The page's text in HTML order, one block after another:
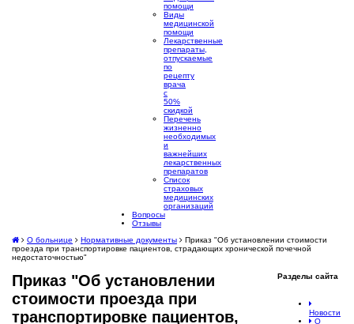
помощи
Виды
медицинской
помощи
Лекарственные
препараты,
отпускаемые
по
рецепту
врача
с
50%
скидкой
Перечень
жизненно
необходимых
и
важнейших
лекарственных
препаратов
Список
страховых
медицинских
организаций
Вопросы
Отзывы
О больнице
Нормативные документы
Приказ "Об установлении стоимости
проезда при транспортировке пациентов, страдающих хронической почечной
недостаточностью"
Приказ "Об установлении
стоимости проезда при
транспортировке пациентов,
Разделы сайта
Новости
О